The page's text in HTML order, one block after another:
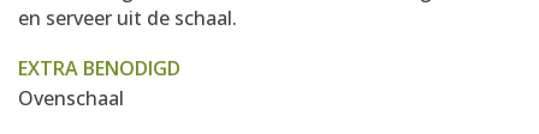
en serveer uit de schaal.
EXTRA BENODIGD
Ovenschaal